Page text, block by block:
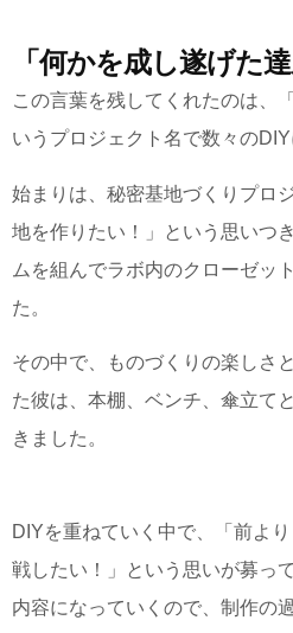
「何かを成し遂げた
この言葉を残してくれたのは、
いうプロジェクト名で数々の
始まりは、秘密基地づくりプロ
地を作りたい！」という思いつ
ムを組んでラボ内のクローゼッ
た。
その中で、ものづくりの楽しさ
た彼は、本棚、ベンチ、傘立て
きました。
DIYを重ねていく中で、「前よ
戦したい！」という思いが募っ
内容になっていくので、制作の